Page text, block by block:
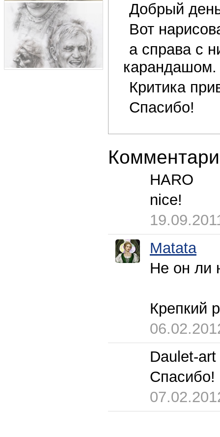
Добрый
Вот
а справа с
карандашом.
Критика
Спасибо!
HARO
nice!
Matata
Не он ли
Крепкий
Daulet-art
Спасибо!